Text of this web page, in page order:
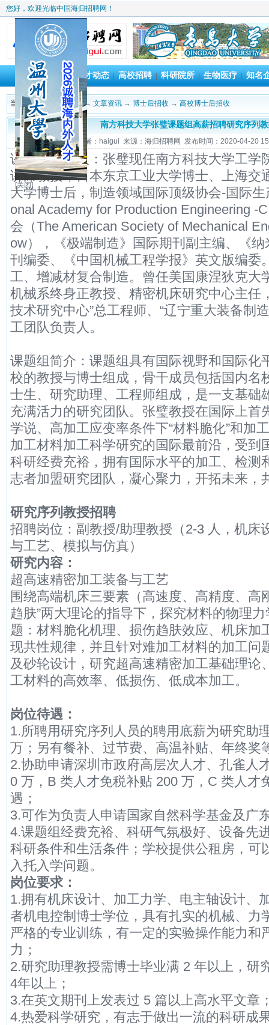
[关闭]
您好，欢迎光临中国海归招聘网！
首 页| 人才动态|高校招聘|科研院所|生物医疗|知名
当前位置： 海归招聘网→ 文章资讯 → 博士后招收 → 高校博士后招收
南方科技大学张璧课题组高薪招聘研究序列
作者：haigui 来源：海归招聘网 发布时间：2020-04-20
课题组负责人：张璧现任南方科技大学工学
讲席教授；日本东京工业大学博士、上海交
大学博士后，制造领域国际顶级协会-国际
onal Academy for Production Engineering -
会（The American Society of Mechanical
ow），《极端制造》国际期刊副主编、《
刊编委、《中国机械工程学报》英文版编委
工、增减材复合制造。曾任美国康涅狄克大
机械系终身正教授、精密机床研究中心主任
技术研究中心”总工程师、“辽宁重大装备制
工团队负责人。
课题组简介：课题组具有国际视野和国际化
校的教授与博士组成，骨干成员包括国内名
士生、研究助理、工程师组成，是一支基础
充满活力的研究团队。张璧教授在国际上首
学说、高加工应变率条件下“材料脆化”和加
加工材料加工科学研究的国际最前沿，受到
科研经费充裕，拥有国际水平的加工、检测
志者加盟研究团队，凝心聚力，开拓未来，
研究序列教授招聘
招聘岗位：副教授/助理教授（2-3 人，机床
与工艺、模拟与仿真）
研究内容：
超高速精密加工装备与工艺
围绕高端机床三要素（高速度、高精度、高
趋肤”两大理论的指导下，探究材料的物理
题：材料脆化机理、损伤趋肤效应、机床加
现共性规律，并且针对难加工材料的加工问
及砂轮设计，研究超高速精密加工基础理论
工材料的高效率、低损伤、低成本加工。
岗位待遇：
1.所聘用研究序列人员的聘用底薪为研究助
万；另有餐补、过节费、高温补贴、年终奖
2.协助申请深圳市政府高层次人才、孔雀人
0 万，B 类人才免税补贴 200 万，C 类人才
遇；
3.可作为负责人申请国家自然科学基金及广
4.课题组经费充裕、科研气氛极好、设备先
科研条件和生活条件；学校提供公租房，可
入托入学问题。
岗位要求：
1.拥有机床设计、加工力学、电主轴设计、
者机电控制博士学位，具有扎实的机械、力
严格的专业训练，有一定的实验操作能力和
力；
2.研究助理教授需博士毕业满 2 年以上，研
4年以上；
3.在英文期刊上发表过 5 篇以上高水平文章
4.热爱科学研究，有志于做出一流的科研成